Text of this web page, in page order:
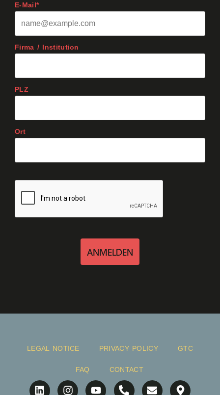
E-Mail*
Firma / Institution
PLZ
Ort
ANMELDEN
LEGAL NOTICE PRIVACY POLICY GTC
FAQ CONTACT